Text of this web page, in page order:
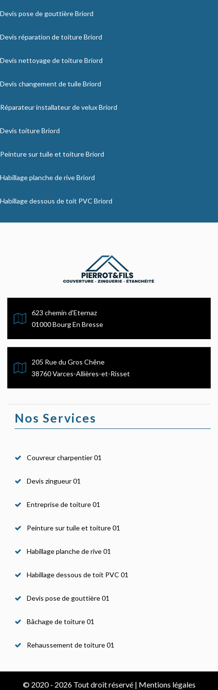
Devis pose de gouttière Briord
Devis réparation de toiture Briord
Devis nettoyage de toiture Briord
Devis changement de tuile Briord
Réparateur installateur de velux Briord
Devis toiture Briord
Peinture sur tuile et toiture Briord
Habillage planche de rive Briord
Habillage dessous de toit PVC Briord
623 chemin d'Eternaz
01000 Bourg En Bresse
205 Rue du Gros Chêne
38760 Varces-Allières-et-Risset
Nos Services
Couvreur charpentier 01
Devis zingueur 01
Entreprise de toiture 01
Peinture sur tuile et toiture 01
Habillage planche de rive 01
Habillage dessous de toit PVC 01
Devis pose de gouttière 01
Bâchage de toiture 01
Rehaussement de toiture 01
© 2020 - 2026 Tout droit réservé | Mentions légales